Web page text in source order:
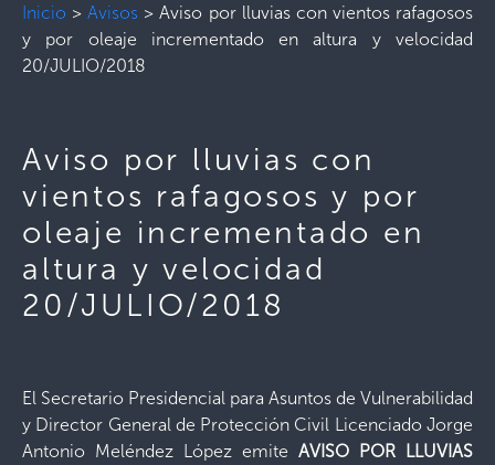
Inicio >Avisos >Aviso por lluvias con vientos rafagosos
y por oleaje incrementado en altura y velocidad
20/JULIO/2018
Aviso por lluvias con
vientos rafagosos y por
oleaje incrementado en
altura y velocidad
20/JULIO/2018
El Secretario Presidencial para Asuntos de Vulnerabilidad
y Director General de Protección Civil Licenciado Jorge
Antonio Meléndez López emite AVISO POR LLUVIAS